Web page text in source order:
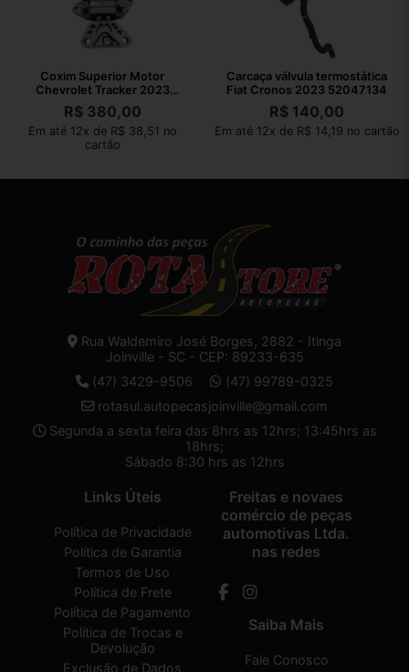
Coxim Superior Motor
Chevrolet Tracker 2023
AISi9Cu3Fe1
R$380,00
Em até 12x de R$ 38,51 no
cartão
Carcaça válvula termostática
Fiat Cronos 2023 52047134
R$ 140,00
Em até 12x de R$ 14,19 no cartão
Rua Waldemiro José Borges, 2882 - Itinga
Joinville - SC - CEP: 89233-635
(47) 3429-9506
(47) 99789-0325
rotasul.autopecasjoinville@gmail.com
Segunda a sexta feira das 8hrs as 12hrs; 13:45hrs as
18hrs;
Sábado 8:30 hrs as 12hrs
Links Úteis
Política de Privacidade
Política de Garantia
Termos de Uso
Política de Frete
Política de Pagamento
Política de Trocas e
Devolução
Exclusão de Dados
Freitas e novaes
comércio de peças
automotivas Ltda.
nas redes
Saiba Mais
Fale Conosco